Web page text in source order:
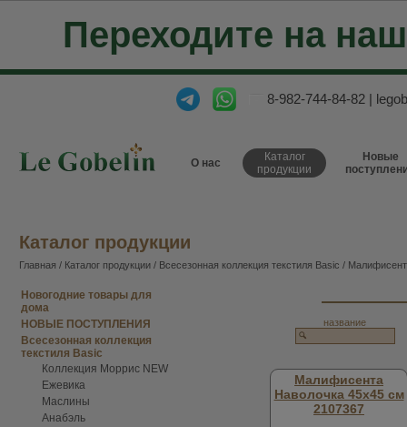
Переходите на
8-982-744-84-82 |
О нас
Каталог
продукции
Новые
Каталог продукции
Главная / Каталог продукции / Всесезонная коллекция текстиля Basic /
Новогодние товары для
дома
НОВЫЕ ПОСТУПЛЕНИЯ
Всесезонная коллекция
текстиля Basic
Коллекция Моррис NEW
Ежевика
Маслины
Анабэль
название
Малифисента
Наволочка 45х45 см
2107367